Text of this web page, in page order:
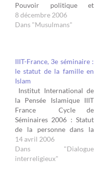
Pouvoir politique et
légitimité en Islam » Avec
M. Abderraouf Boulaabi
en sociologie politique et
Islamologie Autour de son
dernier livre paru chez…
8 décembre 2006
Dans "Musulmans"
IIIT-France, 3e séminaire :
le statut de la famille en
Islam
Institut International de
la Pensée Islamique IIIT
France Cycle de
Séminaires 2006 : Statut
de la personne dans la
pensée islamique
contemporaine Troisième
séminaire : « Statut de la
14 avril 2006
Dans "Dialogue
interreligieux"